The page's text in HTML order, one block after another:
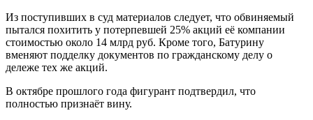
Из поступивших в суд материалов следует, что обвиняемый
пытался похитить у потерпевшей 25% акций её компании
стоимостью около 14 млрд руб. Кроме того, Батурину
вменяют подделку документов по гражданскому делу о
дележе тех же акций.
В октябре прошлого года фигурант подтвердил, что
полностью признаёт вину.